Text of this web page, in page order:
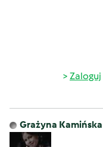
Zaloguj
Grażyna Kamińska